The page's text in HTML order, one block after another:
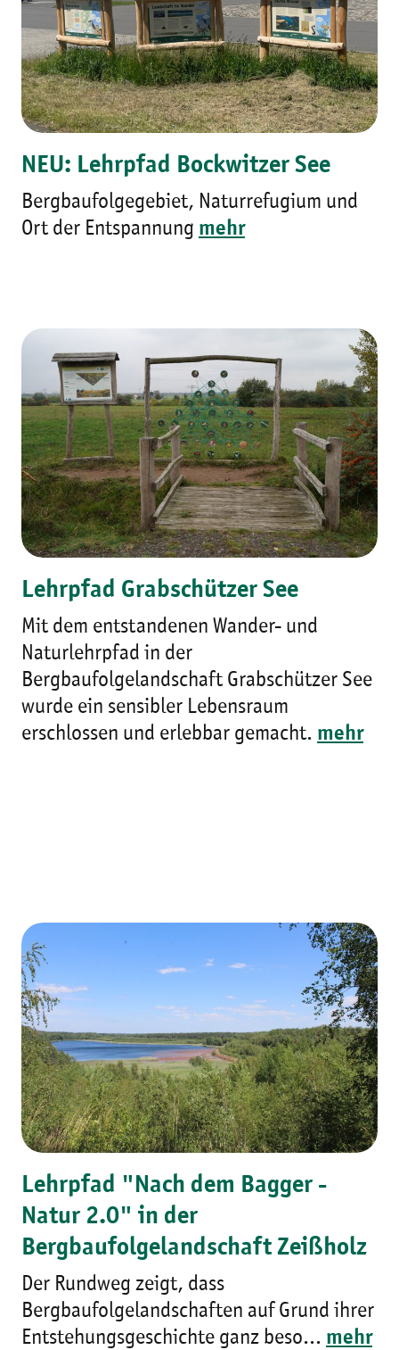
NEU: Lehrpfad Bockwitzer See
Bergbaufolgegebiet, Naturrefugium und
Ort der Entspannung mehr
Lehrpfad Grabschützer See
Mit dem entstandenen Wander- und
Naturlehrpfad in der
Bergbaufolgelandschaft Grabschützer See
wurde ein sensibler Lebensraum
erschlossen und erlebbar gemacht. mehr
Lehrpfad "Nach dem Bagger -
Natur 2.0" in der
Bergbaufolgelandschaft Zeißholz
Der Rundweg zeigt, dass
Bergbaufolgelandschaften auf Grund ihrer
Entstehungsgeschichte ganz beso... mehr